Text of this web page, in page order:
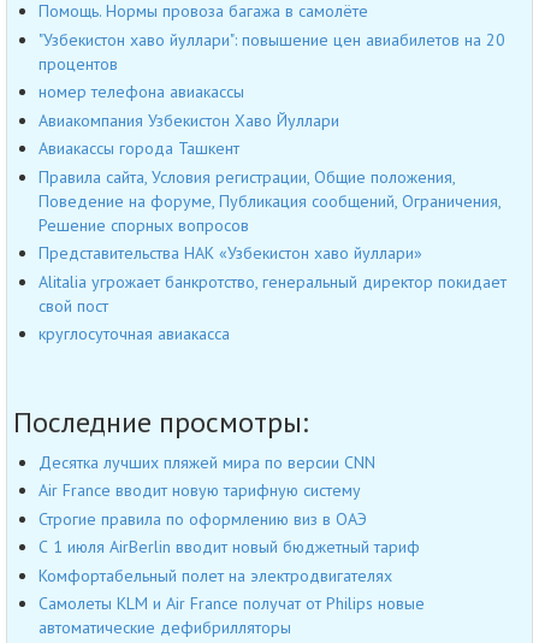
Помощь. Нормы провоза багажа в самолёте
"Узбекистон хаво йуллари": повышение цен авиабилетов на 20
процентов
номер телефона авиакассы
Авиакомпания Узбекистон Хаво Йуллари
Авиакассы города Ташкент
Правила сайта, Условия регистрации, Общие положения,
Поведение на форуме, Публикация сообщений, Ограничения,
Решение спорных вопросов
Представительства НАК «Узбекистон хаво йуллари»
Alitalia угрожает банкротство, генеральный директор покидает
свой пост
круглосуточная авиакасса
Последние просмотры:
Десятка лучших пляжей мира по версии CNN
Air France вводит новую тарифную систему
Строгие правила по оформлению виз в ОАЭ
С 1 июля AirBerlin вводит новый бюджетный тариф
Комфортабельный полет на электродвигателях
Самолеты KLM и Air France получат от Philips новые
автоматические дефибрилляторы